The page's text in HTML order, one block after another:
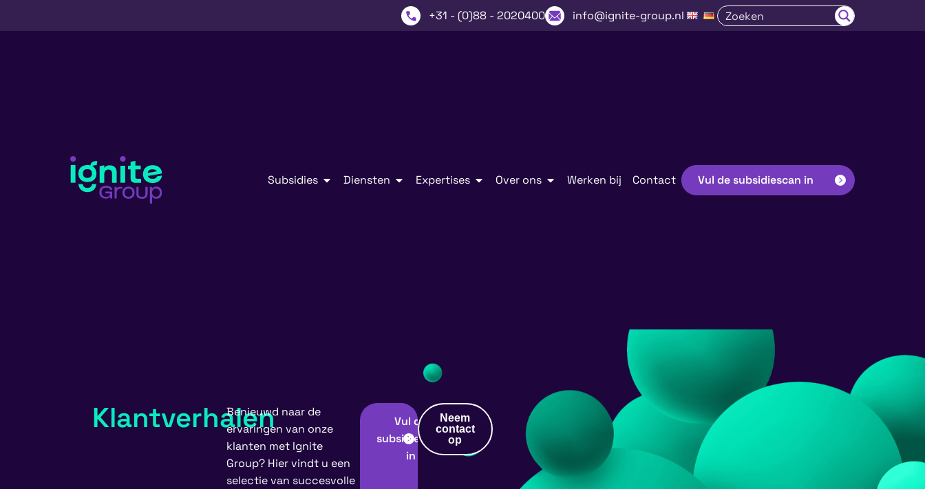
+31 - (0)88 - 2020400 info@ignite-group.nl
Subsidies Diensten Expertises Over ons Werken bij Contact Vul de subsidiescan in
Klantverhalen
Benieuwd naar de
ervaringen van onze
klanten met Ignite
Group? Hier vindt u een
selectie van succesvolle
Vul de
subsidiescan
in
Neem
contact
op